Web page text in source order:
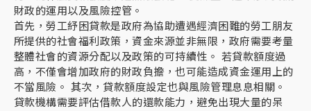
財政的運用以及風險控管。
首先，勞工紓困貸款是政府為協助遭遇經濟困難的勞工朋友
所提供的社會福利政策，資金來源並非無限，政府需要考量
整體社會的資源分配以及政策的可持續性。 若貸款額度過
高，不僅會增加政府的財政負擔，也可能造成資金運用上的
不當風險。 其次，貸款額度設定也與風險管理息息相關。
貸款機構需要評估借款人的還款能力，避免出現大量的呆